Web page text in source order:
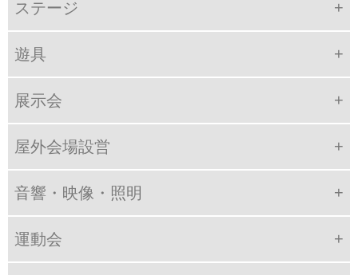
ステージ
遊具
展示会
屋外会場設営
音響・映像・照明
運動会